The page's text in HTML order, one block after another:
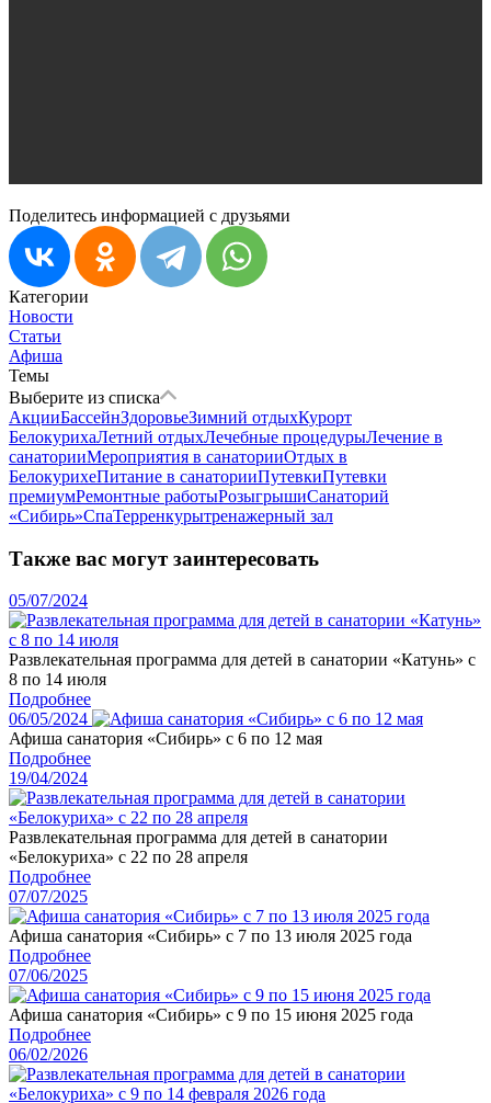
Поделитесь информацией с друзьями
Категории
Новости
Статьи
Афиша
Темы
Выберите из списка
АкцииБассейнЗдоровьеЗимний отдыхКурорт
БелокурихаЛетний отдыхЛечебные процедурыЛечение в
санаторииМероприятия в санаторииОтдых в
БелокурихеПитание в санаторииПутевкиПутевки
премиумРемонтные работыРозыгрышиСанаторий
«Сибирь»СпаТерренкурытренажерный зал
Также вас могут заинтересовать
05/07/2024
Развлекательная программа для детей в санатории «Катунь» с
8 по 14 июля
Подробнее
06/05/2024
Афиша санатория «Сибирь» с 6 по 12 мая
Подробнее
19/04/2024
Развлекательная программа для детей в санатории
«Белокуриха» с 22 по 28 апреля
Подробнее
07/07/2025
Афиша санатория «Сибирь» с 7 по 13 июля 2025 года
Подробнее
07/06/2025
Афиша санатория «Cибирь» с 9 по 15 июня 2025 года
Подробнее
06/02/2026